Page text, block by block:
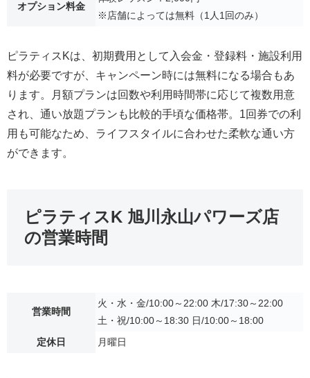
オプション料金
※店舗によっては無料（1人1回のみ）
ピラティスKは、初期費用として入会金・登録料・施設利用
料が必要ですが、キャンペーン時には無料になる場合もあ
ります。月額プランは回数や利用時間帯に応じて複数用意
され、通い放題プランも比較的手頃な価格帯。1回券での利
用も可能なため、ライフスタイルに合わせた柔軟な通い方
ができます。
ピラティスK 旭川永山パワーズ店
の営業時間
営業時間
火・水・金/10:00～22:00 木/17:30～22:00
土・祝/10:00～18:30 日/10:00～18:00
定休日
月曜日